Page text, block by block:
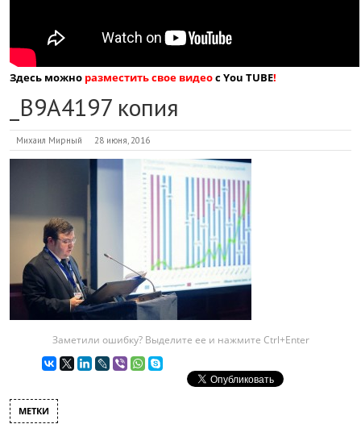
Здесь можно разместить свое видеос You TUBE!
_B9A4197 копия
Михаил Мирный 28 июня, 2016
Заметили ошибку? Выделите ее и нажмите Ctrl+Enter
МЕТКИ